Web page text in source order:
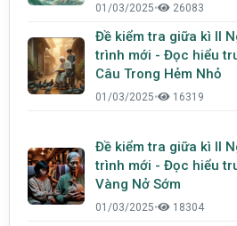
01/03/2025• 26083
Đề kiểm tra giữa kì II
trình mới - Đọc hiểu
Câu Trong Hẻm Nhỏ
01/03/2025• 16319
Đề kiểm tra giữa kì II
trình mới - Đọc hiểu
Vàng Nở Sớm
01/03/2025• 18304